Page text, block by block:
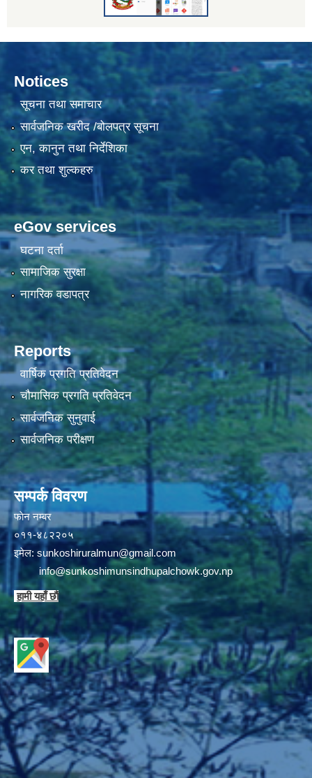
Notices
सूचना तथा समाचार
सार्वजनिक खरीद /बोलपत्र सूचना
एन, कानुन तथा निर्देशिका
कर तथा शुल्कहरु
eGov services
घटना दर्ता
सामाजिक सुरक्षा
नागरिक वडापत्र
Reports
वार्षिक प्रगति प्रतिवेदन
चौमासिक प्रगति प्रतिवेदन
सार्वजनिक सुनुवाई
सार्वजनिक परीक्षण
सम्पर्क विवरण
फाेन न‌‍‍‍‌‌म्बर
०११-४८२२०५
इमेल: sunkoshiruralmun@gmail.com
info@sunkoshimunsindhupalchowk.gov.np
हामी यहाँ छाै‌ं